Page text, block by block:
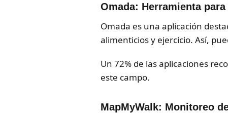
Omada: Herramienta
Omada es una aplicación
alimenticios y ejercicio. Así,
Un 72% de las aplicaciones
este campo.
MapMyWalk: Monitoreo